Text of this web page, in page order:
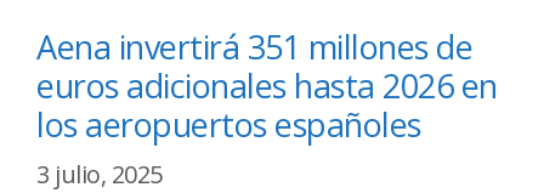
Aena invertirá 351 millones de
euros adicionales hasta 2026 en
los aeropuertos españoles
3 julio, 2025